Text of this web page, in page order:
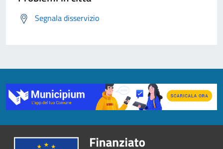
Segnala disservizio